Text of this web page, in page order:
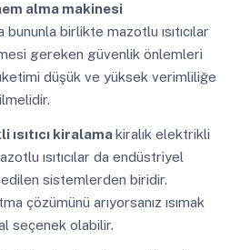
alma makinesi
bununla birlikte mazotlu ısıtıcılar
gereken güvenlik önlemleri
düşük ve yüksek verimliliğe
ısıtıcı kiralamakiralık elektrikli
ısıtıcılar da endüstriyel
edilen sistemlerden biridir.
çözümünü arıyorsanız ısımak
seçenek olabilir.